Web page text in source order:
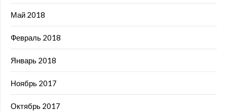
Май 2018
Февраль 2018
Январь 2018
Ноябрь 2017
Октябрь 2017